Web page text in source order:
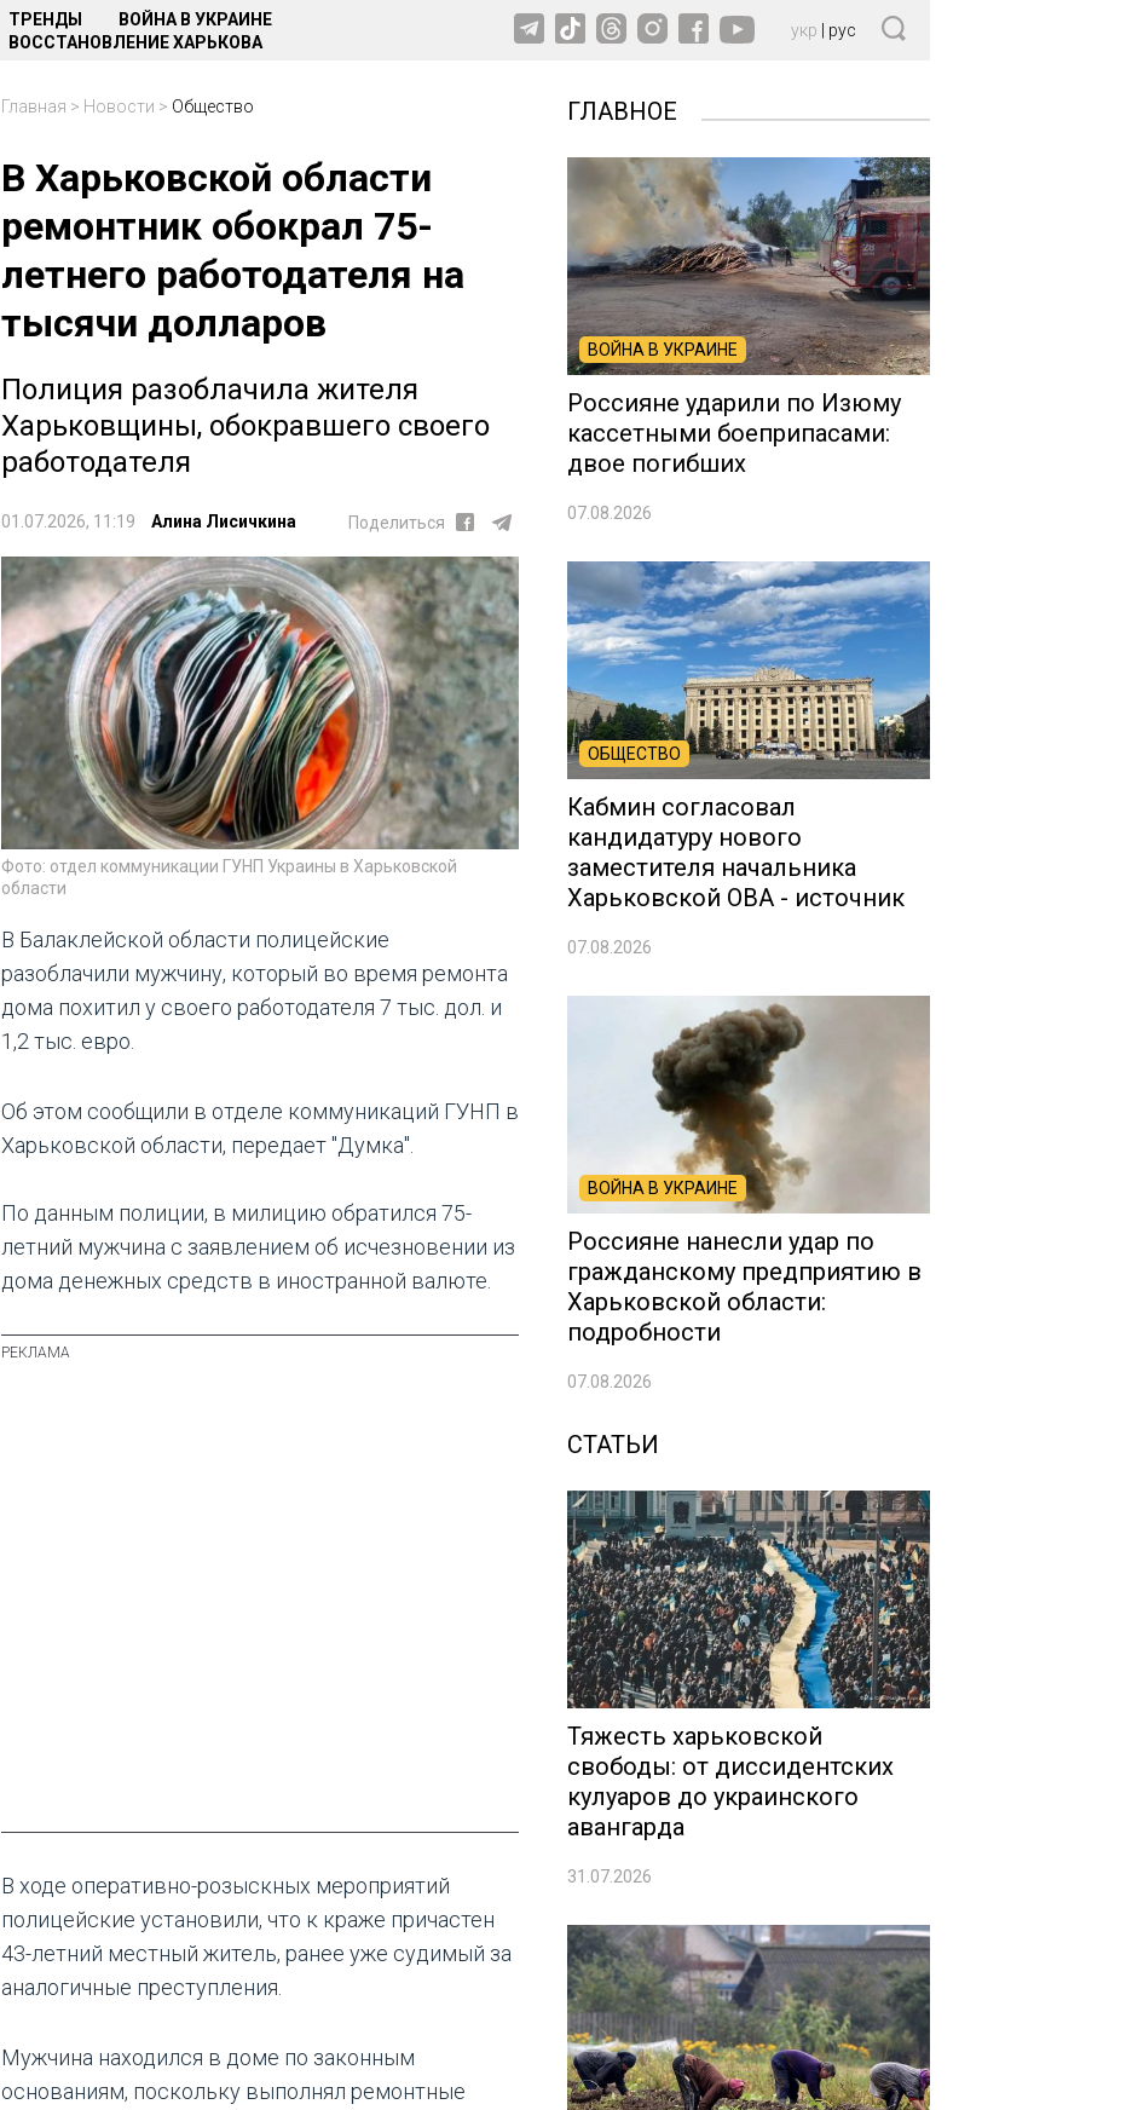
ТРЕНДЫ
ВОЙНА В УКРАИНЕ
ВОССТАНОВЛЕНИЕ ХАРЬКОВА
укр рус
Главная > Новости > Общество
В Харьковской области
ремонтник обокрал 75-
летнего работодателя на
тысячи долларов
Полиция разоблачила жителя
Харьковщины, обокравшего своего
работодателя
01.07.2026, 11:19 Алина Лисичкина Поделиться
Фото: отдел коммуникации ГУНП Украины в Харьковской
области
В Балаклейской области полицейские
разоблачили мужчину, который во время ремонта
дома похитил у своего работодателя 7 тыс. дол. и
1,2 тыс. евро.
Об этом сообщили в отделе коммуникаций ГУНП в
Харьковской области, передает "Думка".
По данным полиции, в милицию обратился 75-
летний мужчина с заявлением об исчезновении из
дома денежных средств в иностранной валюте.
В ходе оперативно-розыскных мероприятий
полицейские установили, что к краже причастен
43-летний местный житель, ранее уже судимый за
аналогичные преступления.
Мужчина находился в доме по законным
основаниям, поскольку выполнял ремонтные
ГЛАВНОЕ
ВОЙНА В УКРАИНЕ
Россияне ударили по Изюму
кассетными боеприпасами:
двое погибших
07.08.2026
ОБЩЕСТВО
Кабмин согласовал
кандидатуру нового
заместителя начальника
Харьковской ОВА - источник
07.08.2026
ВОЙНА В УКРАИНЕ
Россияне нанесли удар по
гражданскому предприятию в
Харьковской области:
подробности
07.08.2026
СТАТЬИ
Тяжесть харьковской
свободы: от диссидентских
кулуаров до украинского
авангарда
31.07.2026